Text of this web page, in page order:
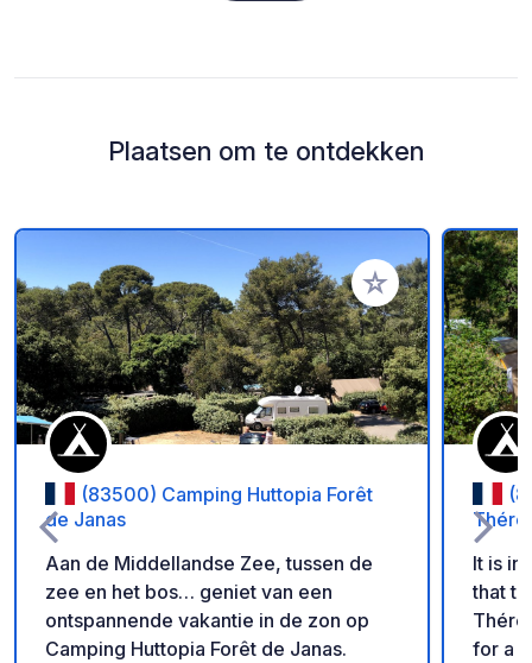
Plaatsen om te ontdekken
Voeg toe aan je
(83500) Camping Huttopia Forêt
de Janas
Aan de Middellandse Zee, tussen de
zee en het bos… geniet van een
ontspannende vakantie in de zon op
Camping Huttopia Forêt de Janas.
It is in
that
for a